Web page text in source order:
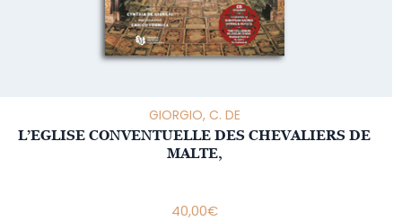
GIORGIO, C. DE
L’EGLISE CONVENTUELLE DES CHEVALIERS DE
MALTE,
40,00€